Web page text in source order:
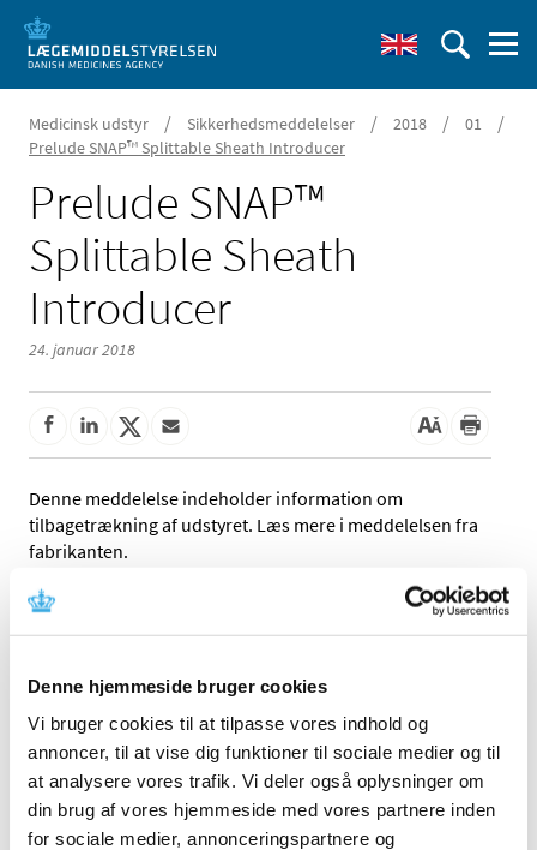
Denne hjemmeside bruger cookies
Vi bruger cookies til at tilpasse vores indhold og
annoncer, til at vise dig funktioner til sociale medier og til
at analysere vores trafik. Vi deler også oplysninger om
din brug af vores hjemmeside med vores partnere inden
for sociale medier, annonceringspartnere og
Medicinsk udstyr / Sikkerhedsmeddelelser / 2018 / 01 /
Prelude SNAP™ Splittable Sheath Introducer
Prelude SNAP™
Splittable Sheath
Introducer
24. januar 2018
Denne meddelelse indeholder information om
tilbagetrækning af udstyret. Læs mere i meddelelsen fra
fabrikanten.
Referencer
Introducer
Fabrikant: Merit Medical Systems Inc.
Fabrikantens referencenummer: Prelude SNAP
recall
Lægemiddelstyrelsens sagsnummer: 2018013421